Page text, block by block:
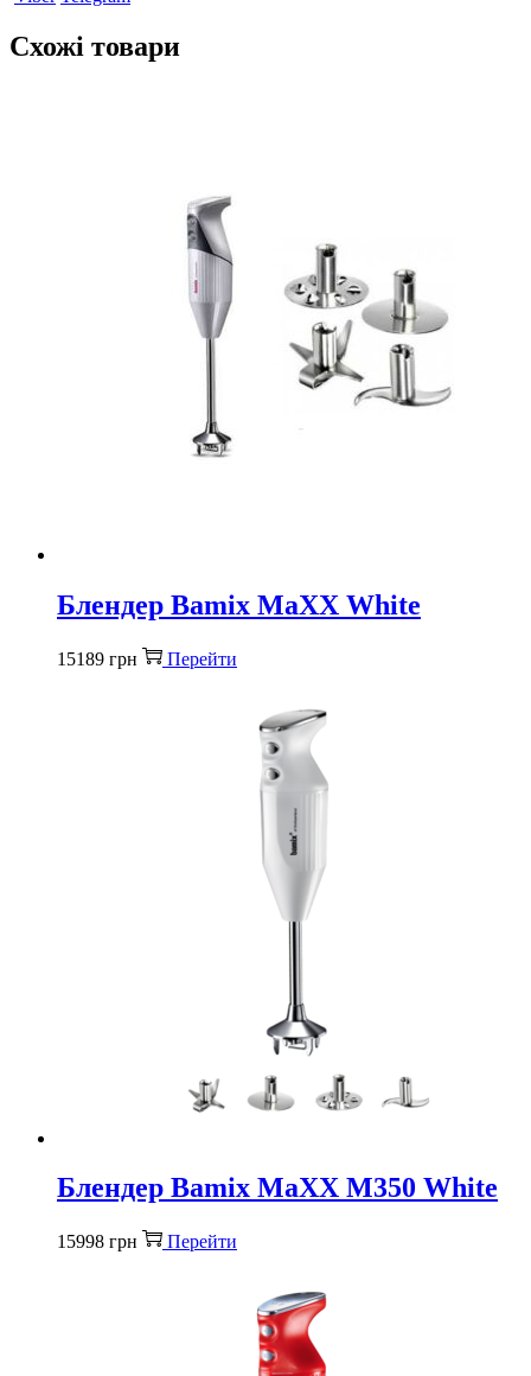
Схожі товари
Блендер Bamix MaXX White
15189 грн Перейти
Блендер Bamix MaXX M350 White
15998 грн Перейти